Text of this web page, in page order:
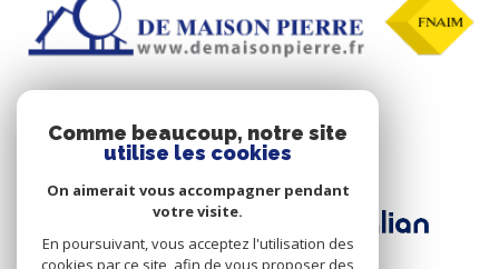
ADHÉRENTS
Comme beaucoup, notre site
utilise les cookies
On aimerait vous accompagner pendant
votre visite.
En poursuivant, vous acceptez l'utilisation des
cookies par ce site, afin de vous proposer des